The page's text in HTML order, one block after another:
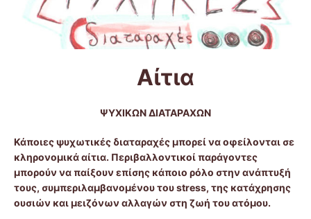
Αίτια
ΨΥΧΙΚΩΝ ΔΙΑΤΑΡΑΧΩΝ
Κάποιες ψυχωτικές διαταραχές μπορεί να οφείλονται σε
κληρονομικά αίτια. Περιβαλλοντικοί παράγοντες
μπορούν να παίξουν επίσης κάποιο ρόλο στην ανάπτυξή
τους, συμπεριλαμβανομένου του stress, της κατάχρησης
ουσιών και μειζόνων αλλαγών στη ζωή του ατόμου.